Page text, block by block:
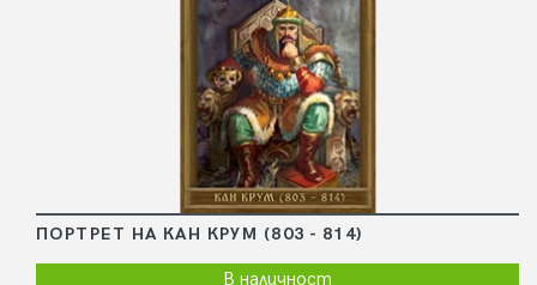
ПОРТРЕТ НА КАН КРУМ (803 - 814)
В наличност